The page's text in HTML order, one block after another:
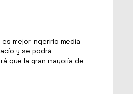
mejor ingerirlo media
y se podrá
que la gran mayoría de